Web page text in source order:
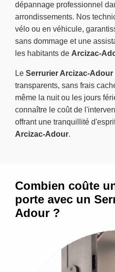
dépannage professionnel
arrondissements. Nos
vélo ou en véhicule,
sans dommage et une
les habitants de Arcizac-
Le Serrurier Arcizac-Adour
transparents, sans frais
même la nuit ou les jours
connaître le coût de
offrant une tranquillité
Arcizac-Adour.
Combien coûte
porte avec un
Adour ?